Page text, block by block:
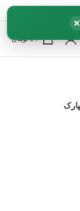
×
/
0 تومان